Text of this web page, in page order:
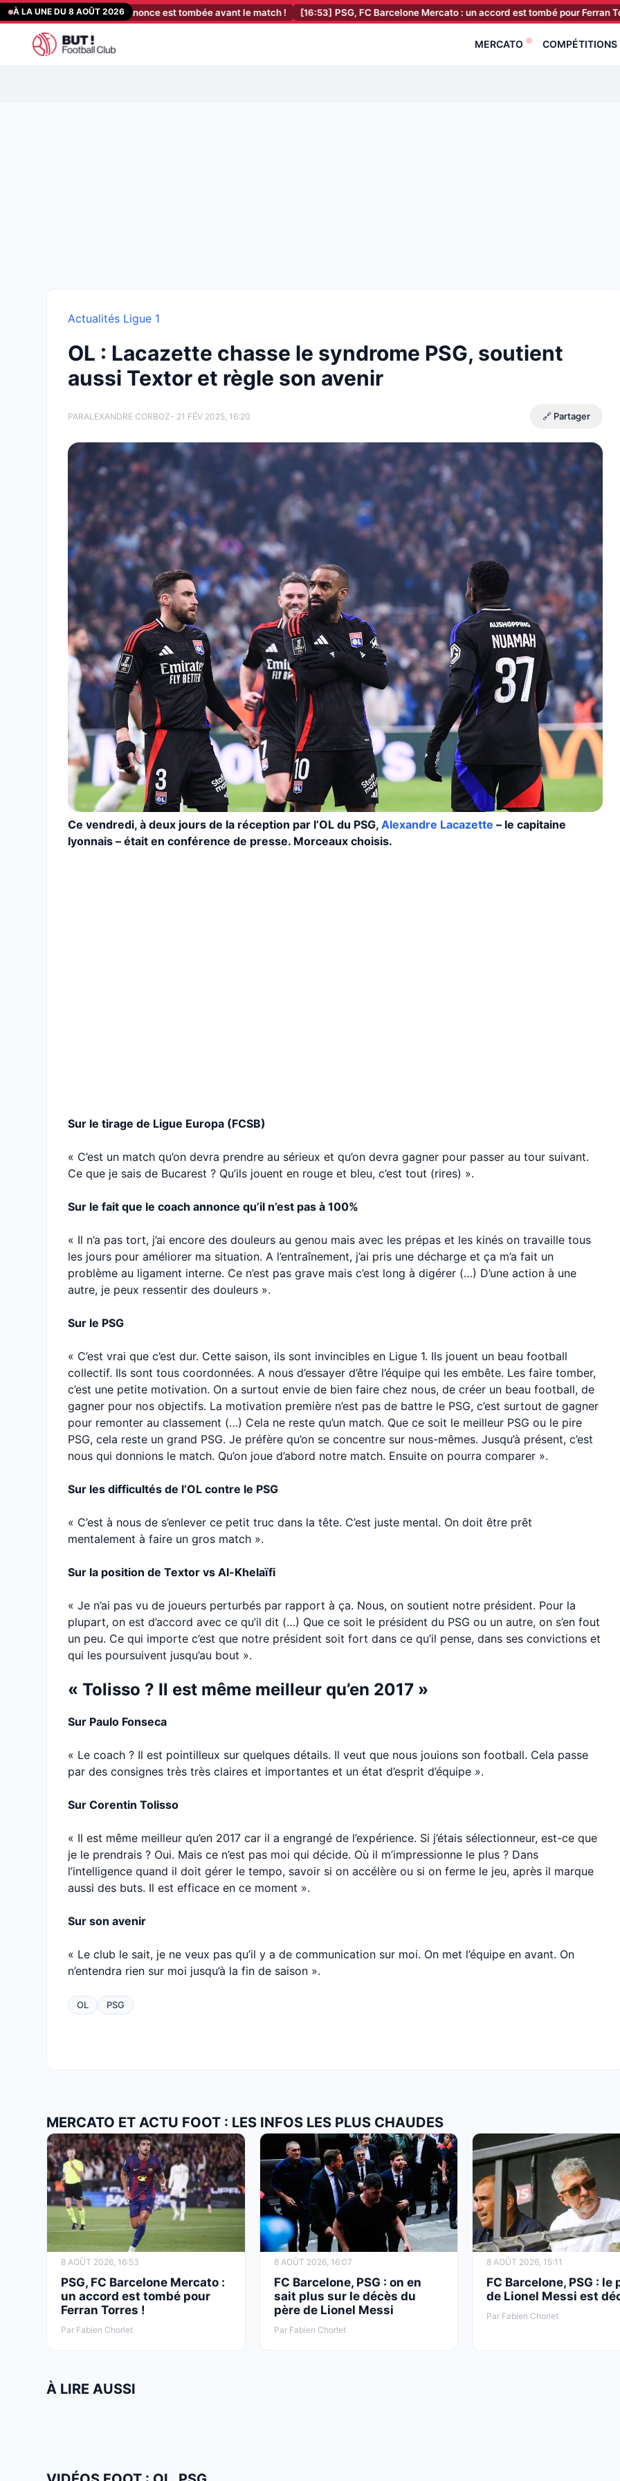
Aller
au
contenu
À LA UNE DU 8 AOÛT 2026
: une grande annonce est tombée avant le match ! [16:53] PSG, FC Barcelone Mercato : un accord est tombé pour Ferran Torres !
MERCATO COMPÉTITIONS
Actualités Ligue 1
OL : Lacazette chasse le syndrome PSG, soutient
aussi Textor et règle son avenir
PARALEXANDRE CORBOZ- 21 FÉV 2025, 16:20 🔗 Partager
Ce vendredi, à deux jours de la réception par l’OL du PSG, Alexandre Lacazette – le capitaine
lyonnais – était en conférence de presse. Morceaux choisis.
Sur le tirage de Ligue Europa (FCSB)
« C’est un match qu’on devra prendre au sérieux et qu’on devra gagner pour passer au tour suivant.
Ce que je sais de Bucarest ? Qu’ils jouent en rouge et bleu, c’est tout (rires) ».
Sur le fait que le coach annonce qu’il n’est pas à 100%
« Il n’a pas tort, j’ai encore des douleurs au genou mais avec les prépas et les kinés on travaille tous
les jours pour améliorer ma situation. A l’entraînement, j’ai pris une décharge et ça m’a fait un
problème au ligament interne. Ce n’est pas grave mais c’est long à digérer (…) D’une action à une
autre, je peux ressentir des douleurs ».
Sur le PSG
« C’est vrai que c’est dur. Cette saison, ils sont invincibles en Ligue 1. Ils jouent un beau football
collectif. Ils sont tous coordonnées. A nous d’essayer d’être l’équipe qui les embête. Les faire tomber,
c’est une petite motivation. On a surtout envie de bien faire chez nous, de créer un beau football, de
gagner pour nos objectifs. La motivation première n’est pas de battre le PSG, c’est surtout de gagner
pour remonter au classement (…) Cela ne reste qu’un match. Que ce soit le meilleur PSG ou le pire
PSG, cela reste un grand PSG. Je préfère qu’on se concentre sur nous-mêmes. Jusqu’à présent, c’est
nous qui donnions le match. Qu’on joue d’abord notre match. Ensuite on pourra comparer ».
Sur les difficultés de l’OL contre le PSG
« C’est à nous de s’enlever ce petit truc dans la tête. C’est juste mental. On doit être prêt
mentalement à faire un gros match ».
Sur la position de Textor vs Al-Khelaïfi
« Je n’ai pas vu de joueurs perturbés par rapport à ça. Nous, on soutient notre président. Pour la
plupart, on est d’accord avec ce qu’il dit (…) Que ce soit le président du PSG ou un autre, on s’en fout
un peu. Ce qui importe c’est que notre président soit fort dans ce qu’il pense, dans ses convictions et
qui les poursuivent jusqu’au bout ».
« Tolisso ? Il est même meilleur qu’en 2017 »
Sur Paulo Fonseca
« Le coach ? Il est pointilleux sur quelques détails. Il veut que nous jouions son football. Cela passe
par des consignes très très claires et importantes et un état d’esprit d’équipe ».
Sur Corentin Tolisso
« Il est même meilleur qu’en 2017 car il a engrangé de l’expérience. Si j’étais sélectionneur, est-ce que
je le prendrais ? Oui. Mais ce n’est pas moi qui décide. Où il m’impressionne le plus ? Dans
l’intelligence quand il doit gérer le tempo, savoir si on accélère ou si on ferme le jeu, après il marque
aussi des buts. Il est efficace en ce moment ».
Sur son avenir
« Le club le sait, je ne veux pas qu’il y a de communication sur moi. On met l’équipe en avant. On
n’entendra rien sur moi jusqu’à la fin de saison ».
OL PSG
MERCATO ET ACTU FOOT : LES INFOS LES PLUS CHAUDES
8 AOÛT 2026, 16:53
PSG, FC Barcelone Mercato :
un accord est tombé pour
Ferran Torres !
Par Fabien Chorlet
8 AOÛT 2026, 16:07
FC Barcelone, PSG : on en
sait plus sur le décès du
père de Lionel Messi
Par Fabien Chorlet
8 AOÛT 2026, 15:11
FC Barcelone, PSG : le
de Lionel Messi est
Par Fabien Chorlet
À LIRE AUSSI